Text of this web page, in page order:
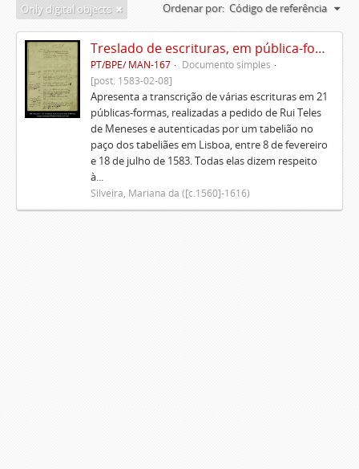
Only digital objects Ordenar por: Código de referência
Treslado de escrituras, em pública-forma, de Rui Teles de Meneses
PT/BPE/ MAN-167
Documento simples
[post. 1583-02-08]
Apresenta a transcrição de várias escrituras em 21
públicas-formas, realizadas a pedido de Rui Teles
de Meneses e autenticadas por um tabelião no
paço dos tabeliães em Lisboa, entre 8 de fevereiro
e 18 de julho de 1583. Todas elas dizem respeito
à...
Silveira, Mariana da ([c.1560]-1616)